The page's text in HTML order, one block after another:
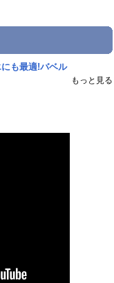
にも最適!バベル
もっと見る